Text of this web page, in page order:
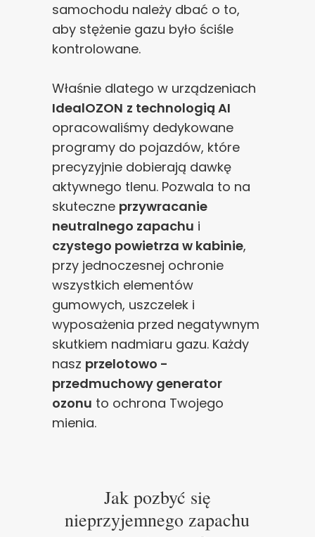
samochodu należy dbać o to,
aby stężenie gazu było ściśle
kontrolowane.
Właśnie dlatego w urządzeniach
IdealOZON z technologią AI
opracowaliśmy dedykowane
programy do pojazdów, które
precyzyjnie dobierają dawkę
aktywnego tlenu. Pozwala to na
skuteczne przywracanie
neutralnego zapachu i
czystego powietrza w kabinie,
przy jednoczesnej ochronie
wszystkich elementów
gumowych, uszczelek i
wyposażenia przed negatywnym
skutkiem nadmiaru gazu. Każdy
nasz przelotowo -
przedmuchowy generator
ozonu to ochrona Twojego
mienia.
Jak pozbyć się
nieprzyjemnego zapachu